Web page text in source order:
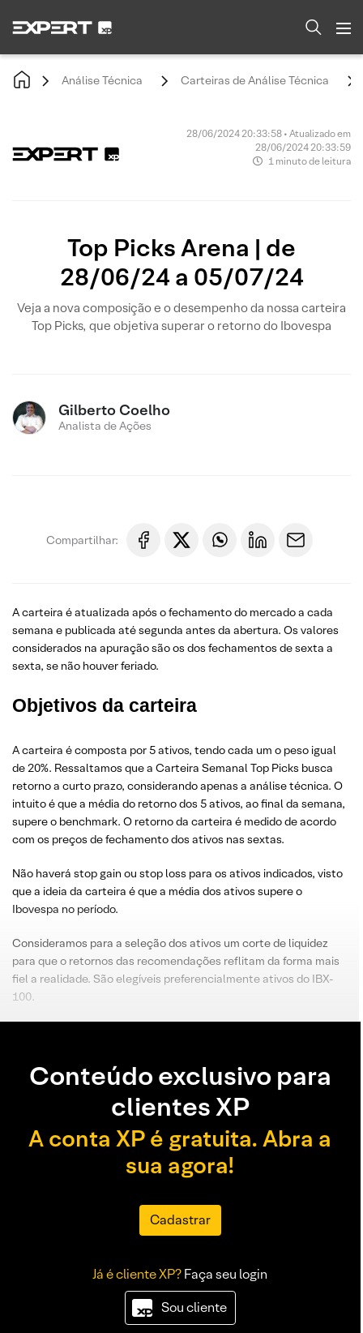
Análise Técnica Carteiras de Análise Técnica
28/06/2024 20:33:58 • Atualizado em
28/06/2024 20:33:59
1 minuto de leitura
Top Picks Arena | de
28/06/24 a 05/07/24
Veja a nova composição e o desempenho da nossa carteira
Top Picks, que objetiva superar o retorno do Ibovespa
Gilberto Coelho
Analista de Ações
Compartilhar:
A carteira é atualizada após o fechamento do mercado a cada
semana e publicada até segunda antes da abertura. Os valores
considerados na apuração são os dos fechamentos de sexta a
sexta, se não houver feriado.
Objetivos da carteira
A carteira é composta por 5 ativos, tendo cada um o peso igual
de 20%. Ressaltamos que a Carteira Semanal Top Picks busca
retorno a curto prazo, considerando apenas a análise técnica. O
intuito é que a média do retorno dos 5 ativos, ao final da semana,
supere o benchmark. O retorno da carteira é medido de acordo
com os preços de fechamento dos ativos nas sextas.
Não haverá stop gain ou stop loss para os ativos indicados, visto
que a ideia da carteira é que a média dos ativos supere o
Ibovespa no período.
Consideramos para a seleção dos ativos um corte de liquidez
para que o retornos das recomendações reflitam da forma mais
fiel a realidade. São elegíveis preferencialmente ativos do IBX-
100.
Conteúdo exclusivo para
clientes XP
A conta XP é gratuita. Abra a
sua agora!
Cadastrar
Já é cliente XP?Faça seu login
Sou cliente